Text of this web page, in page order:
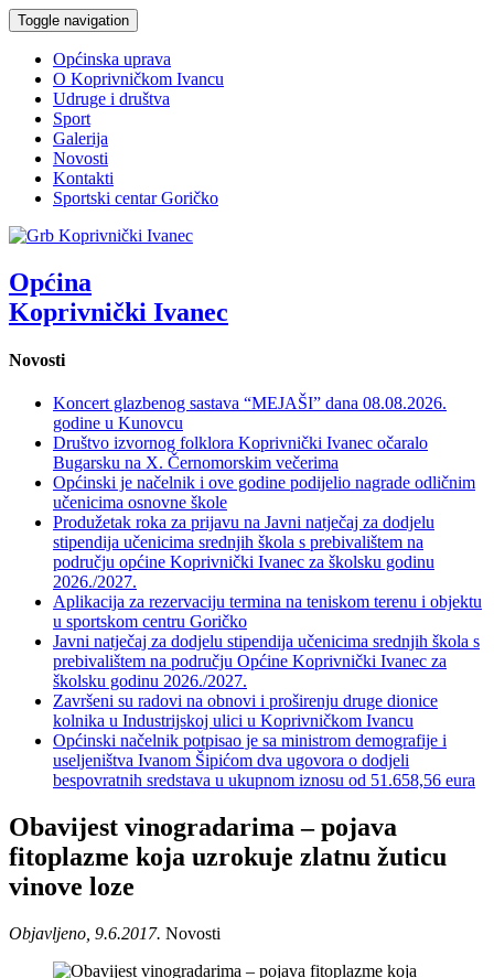
Toggle navigation
Općinska uprava
O Koprivničkom Ivancu
Udruge i društva
Sport
Galerija
Novosti
Kontakti
Sportski centar Goričko
Općina
Koprivnički Ivanec
Novosti
Koncert glazbenog sastava “MEJAŠI” dana 08.08.2026.
godine u Kunovcu
Društvo izvornog folklora Koprivnički Ivanec očaralo
Bugarsku na X. Černomorskim večerima
Općinski je načelnik i ove godine podijelio nagrade odličnim
učenicima osnovne škole
Produžetak roka za prijavu na Javni natječaj za dodjelu
stipendija učenicima srednjih škola s prebivalištem na
području općine Koprivnički Ivanec za školsku godinu
2026./2027.
Aplikacija za rezervaciju termina na teniskom terenu i objektu
u sportskom centru Goričko
Javni natječaj za dodjelu stipendija učenicima srednjih škola s
prebivalištem na području Općine Koprivnički Ivanec za
školsku godinu 2026./2027.
Završeni su radovi na obnovi i proširenju druge dionice
kolnika u Industrijskoj ulici u Koprivničkom Ivancu
Općinski načelnik potpisao je sa ministrom demografije i
useljeništva Ivanom Šipićom dva ugovora o dodjeli
bespovratnih sredstava u ukupnom iznosu od 51.658,56 eura
Obavijest vinogradarima – pojava
fitoplazme koja uzrokuje zlatnu žuticu
vinove loze
Objavljeno, 9.6.2017. Novosti